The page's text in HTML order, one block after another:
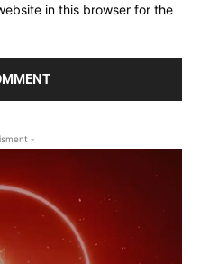
in this browser for the
-